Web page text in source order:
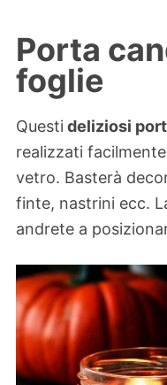
Porta
foglie
Questi deliziosi
realizzati
vetro. Basterà
finte, nastrini ecc.
andrete a